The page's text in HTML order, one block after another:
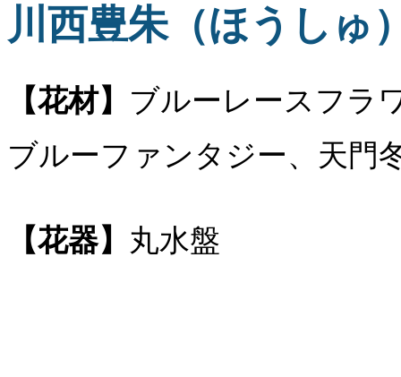
川西豊朱（ほうしゅ
【花材】 ブルーレースフラ
ブルーファンタジー、天門
【花器】 丸水盤